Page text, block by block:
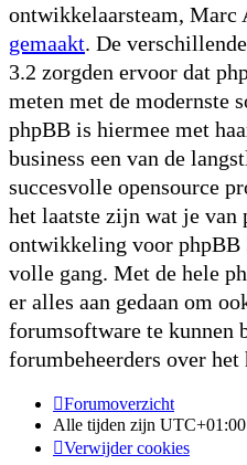
ontwikkelaarsteam, Marc
gemaakt. De
3.2 zorgden ervoor dat
meten met de modernste
phpBB is hiermee met
business een van de
succesvolle opensource
het laatste zijn wat je van
ontwikkeling voor phpBB
volle gang. Met de hele
er alles aan gedaan om
forumsoftware te kunnen
forumbeheerders over het
Forumoverzicht
Alle tijden zijn UTC+01:00
Verwijder cookies